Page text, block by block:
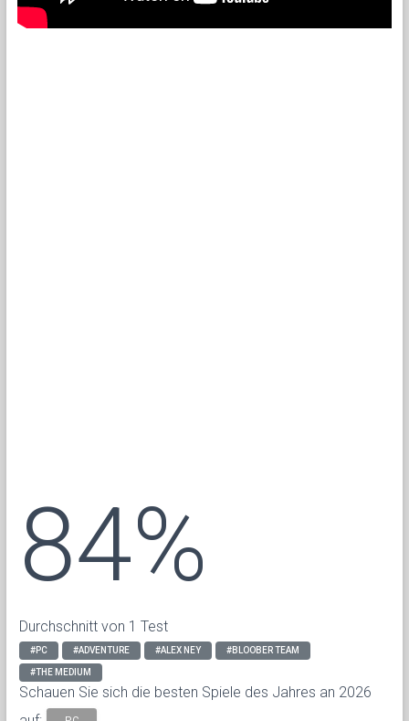
84%
Durchschnitt von 1 Test
#PC #ADVENTURE #ALEX NEY #BLOOBER TEAM
#THE MEDIUM
Schauen Sie sich die besten Spiele des Jahres an 2026